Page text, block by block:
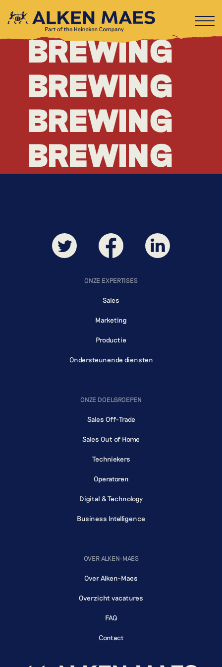
BREWING
BREWING
BREWING
BREWING
BREWING
ONZE EXPERTISES
Sales
Marketing
Productie
Ondersteunende diensten
ONZE DOELGROEPEN
Sales Off-Trade
Sales Out of Home
Techniekers
Operatoren
Digital & Technology
Business Intelligence
OVER ALKEN-MAES
Over Alken-Maes
Overzicht vacatures
FAQ
Contact